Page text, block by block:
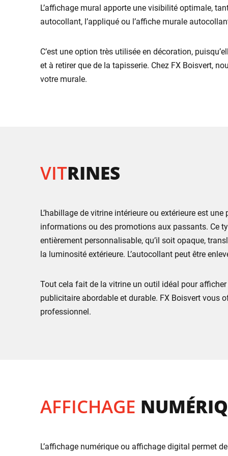
L’affichage mural apporte une visibilité optimale,
autocollant, l’appliqué ou l’affiche murale
C’est une option très utilisée en décoration,
et à retirer que de la tapisserie. Chez FX Boisvert,
votre murale.
VITRINES
L’habillage de vitrine intérieure ou extérieure est
informations ou des promotions aux passants. Ce
entièrement personnalisable, qu’il soit opaque,
la luminosité extérieure. L’autocollant peut être
Tout cela fait de la vitrine un outil idéal pour
publicitaire abordable et durable. FX Boisvert vous
professionnel.
AFFICHAGE
L’affichage numérique ou affichage digital permet